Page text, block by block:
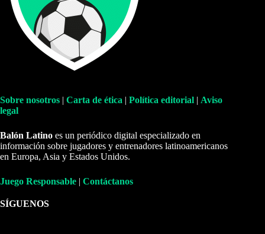
Sobre nosotros | Carta de ética | Política editorial | Aviso
legal
Balón Latino es un periódico digital especializado en
información sobre jugadores y entrenadores latinoamericanos
en Europa, Asia y Estados Unidos.
Juego Responsable | Contáctanos
SÍGUENOS